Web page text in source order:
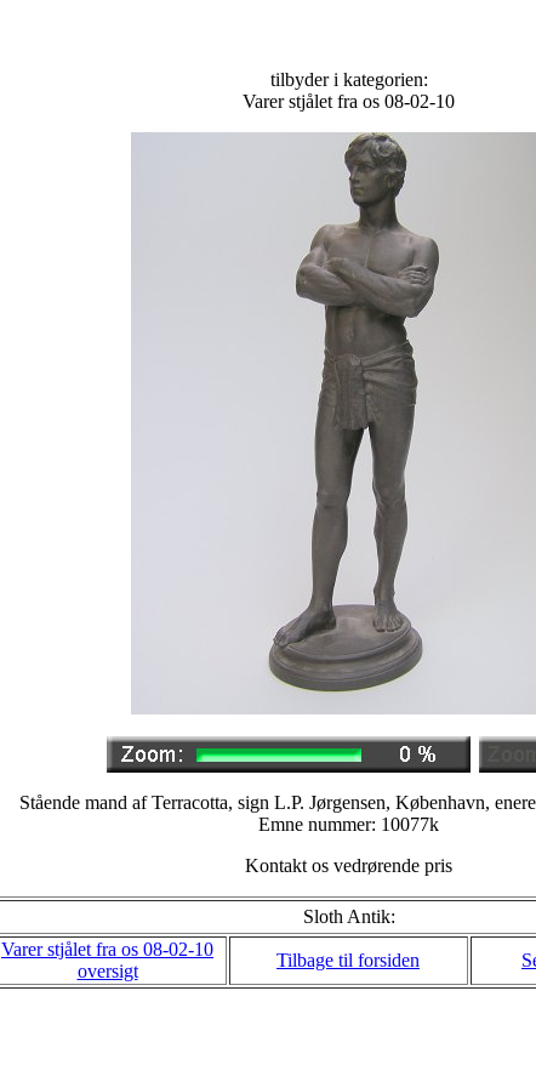
tilbyder i kategorien:
Varer stjålet fra os 08-02-10
Stående mand af Terracotta, sign L.P. Jørgensen, København,
Emne nummer: 10077k
Kontakt os vedrørende pris
Sloth Antik:
Varer stjålet fra os 08-02-10
oversigt
Tilbage til forsiden